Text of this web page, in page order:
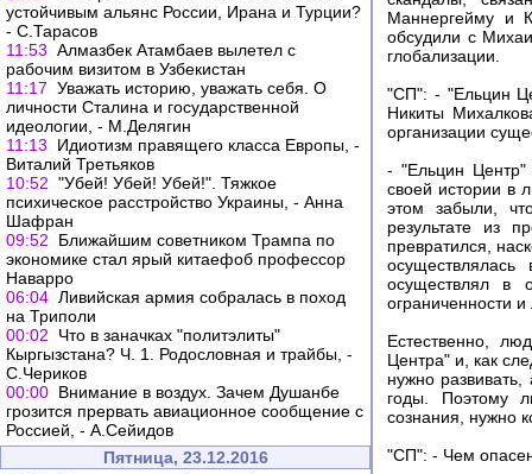
устойчивым альянс России, Ирана и Турции?
- С.Тарасов
11:53 Алмазбек Атамбаев вылетел с
рабочим визитом в Узбекистан
11:17 Уважать историю, уважать себя. О
личности Сталина и государственной
идеологии, - М.Делягин
11:13
Идиотизм правящего класса Европы, -
Виталий Третьяков
10:52 "Убей! Убей! Убей!". Тяжкое
психическое расстройство Украины, - Анна
Шафран
09:52
Ближайшим советником Трампа по
экономике стал ярый китаефоб профессор
Наварро
06:04 Ливийская армия собралась в поход
на Триполи
00:02
Что в заначках "политэлиты"
Кыргызстана? Ч. 1. Родословная и трайбы, -
С.Чериков
00:00 Внимание в воздух. Зачем Душанбе
грозится прервать авиационное сообщение с
Россией, - А.Сейидов
Пятница, 23.12.2016
Маннергейму и
обсудили с
глобализации.
"СП": - "Ельцин
Никиты
организации
- "Ельцин Центр"
своей истории в
этом забыли,
результате из
превратился,
осуществлял в
ограниченности
Естественно,
Центра" и, как
нужно
годы. Поэтому
сознания, нужно
"СП": - Чем